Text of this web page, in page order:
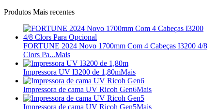
Produtos Mais recentes
FORTUNE 2024 Novo 1700mm Com 4 Cabeças I3200 4/8
Clors Pa...Mais
Impressora UV I3200 de 1,80mMais
Impressora de cama UV Ricoh Gen6Mais
Impressora de cama UV Ricoh Gen5Mais